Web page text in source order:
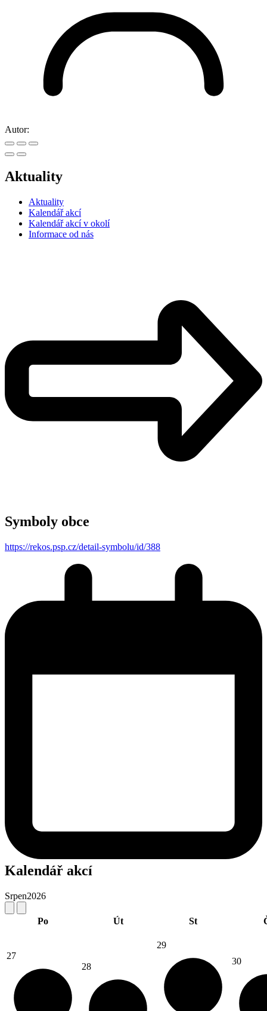
Autor:
Aktuality
Aktuality
Kalendář akcí
Kalendář akcí v okolí
Informace od nás
Symboly obce
https://rekos.psp.cz/detail-symbolu/id/388
Kalendář akcí
Srpen2026
Po Út St
27
28
29
30